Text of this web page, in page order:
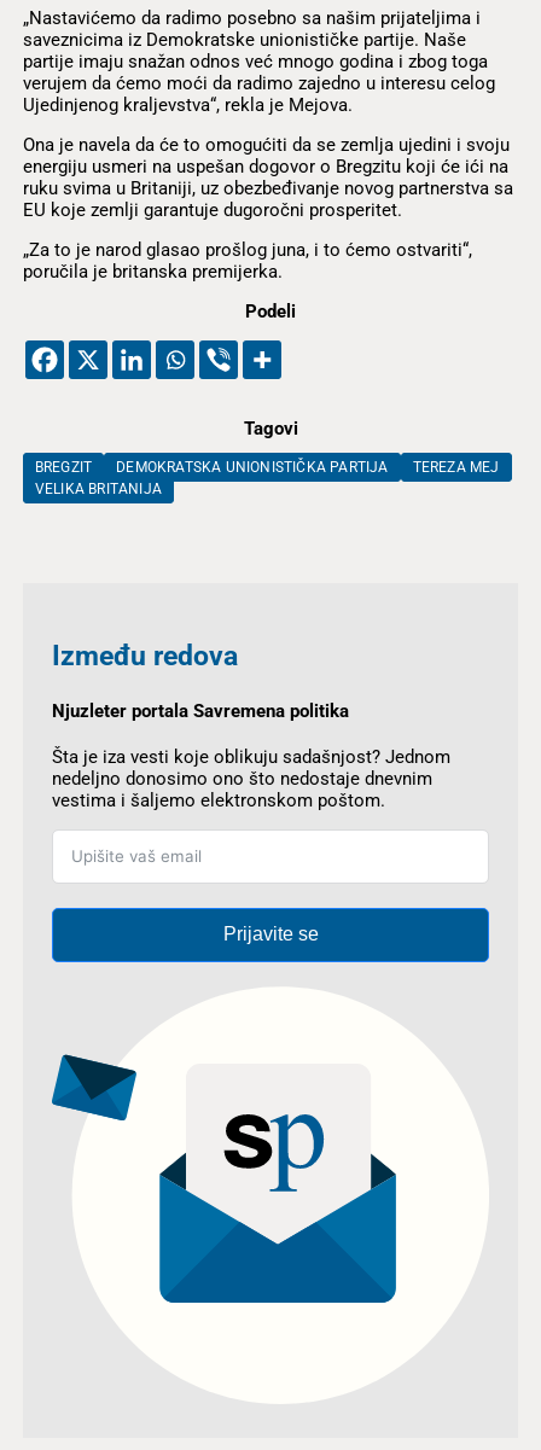
„Nastavićemo da radimo posebno sa našim prijateljima i
saveznicima iz Demokratske unionističke partije. Naše
partije imaju snažan odnos već mnogo godina i zbog toga
verujem da ćemo moći da radimo zajedno u interesu celog
Ujedinjenog kraljevstva“, rekla je Mejova.
Ona je navela da će to omogućiti da se zemlja ujedini i svoju
energiju usmeri na uspešan dogovor o Bregzitu koji će ići na
ruku svima u Britaniji, uz obezbeđivanje novog partnerstva sa
EU koje zemlji garantuje dugoročni prosperitet.
„Za to je narod glasao prošlog juna, i to ćemo ostvariti“,
poručila je britanska premijerka.
Podeli
Tagovi
BREGZIT DEMOKRATSKA UNIONISTIČKA PARTIJA
TEREZA MEJ
VELIKA BRITANIJA
Između redova
Njuzleter portala Savremena politika
Šta je iza vesti koje oblikuju sadašnjost? Jednom
nedeljno donosimo ono što nedostaje dnevnim
vestima i šaljemo elektronskom poštom.
Prijavite se